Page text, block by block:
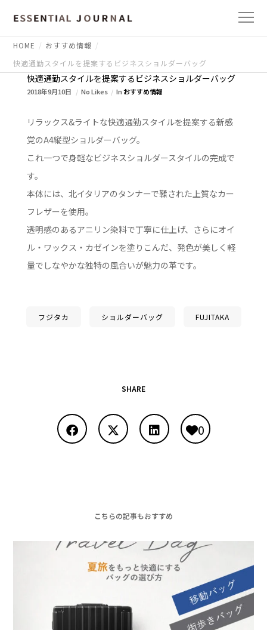
HOME
おすすめ情報
快適通勤スタイルを提案するビジネスショルダーバッグ
快適通勤スタイルを提案するビジネスショルダーバッグ
2018年9月10日 No Likes Inおすすめ情報
リラックス&ライトな快適通勤スタイルを提案する新感
覚のA4縦型ショルダーバッグ。
これ一つで身軽なビジネスショルダースタイルの完成で
す。
本体には、北イタリアのタンナーで鞣された上質なカー
フレザーを使用。
透明感のあるアニリン染料で丁寧に仕上げ、さらにオイ
ル・ワックス・カゼインを塗りこんだ、発色が美しく軽
量でしなやかな独特の風合いが魅力の革です。
フジタカ ショルダーバッグ FUJITAKA
SHARE
0
こちらの記事もおすすめ